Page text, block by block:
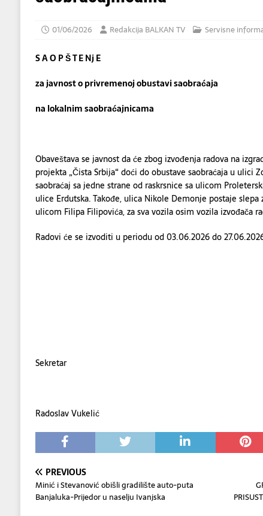
01/06/2026 Redakcija BALKAN TV Servisne
S A O P Š T E Nj E
za javnost o privremenoj obustavi saobraćaja
na lokalnim saobraćajnicama
Obaveštava se javnost da će zbog izvođenja radova na
projekta „Čista Srbija“ doći do obustave saobraćaja u ulici
saobraćaj sa jedne strane od raskrsnice sa ulicom
ulice Erdutska. Takođe, ulica Nikole Demonje postaje slepa
ulicom Filipa Filipovića, za sva vozila osim vozila izvođača
Radovi će se izvoditi u periodu od 03.06.2026 do
Sekretar
Radoslav Vukelić
PREVIOUS
Minić i Stevanović obišli gradilište auto-puta
Banjaluka-Prijedor u naselju Ivanjska